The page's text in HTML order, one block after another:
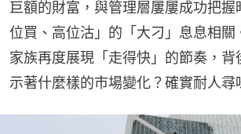
巨額的財富，與管理層屢屢成功把握
位買、高位沽」的「大刁」息息相關
家族再度展現「走得快」的節奏，背
示著什麼樣的市場變化？確實耐人尋